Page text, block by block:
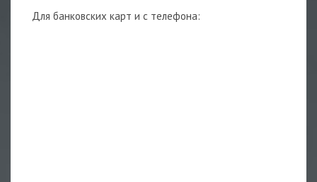
Для банковских карт и с телефона: